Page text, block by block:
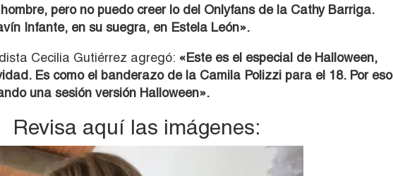
pero no puedo creer lo del Onlyfans de la Cathy Barriga.
Infante, en su suegra, en Estela León».
Cecilia Gutiérrez agregó: «Este es el especial de Halloween,
Es como el banderazo de la Camila Polizzi para el 18. Por eso
una sesión versión Halloween».
Revisa aquí las imágenes: